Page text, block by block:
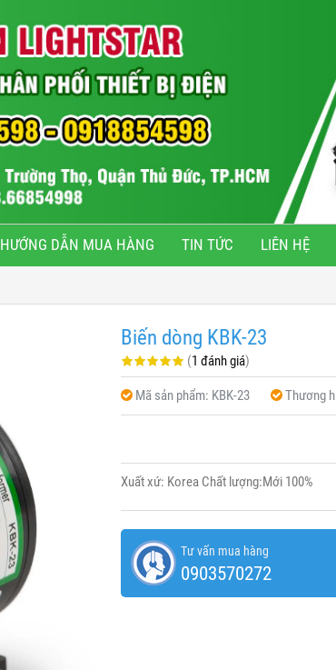
HƯỚNG DẪN MUA HÀNG TIN TỨC LIÊN HỆ
Biến dòng KBK-23
(1 đánh giá)
Mã sản phẩm: KBK-23 Thương
Xuất xứ: Korea Chất lượng:Mới 100%
Tư vấn mua hàng
0903570272